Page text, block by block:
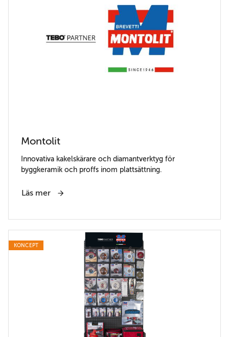
Montolit
Innovativa kakelskärare och diamantverktyg för
byggkeramik och proffs inom plattsättning.
Läs mer
KONCEPT